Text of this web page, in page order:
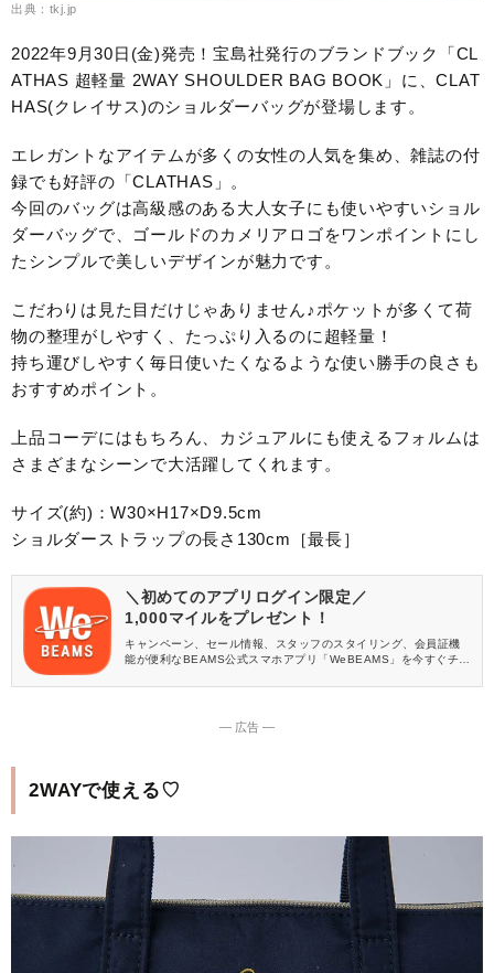
出典：tkj.jp
2022年9月30日(金)発売！宝島社発行のブランドブック「CL
ATHAS 超軽量 2WAY SHOULDER BAG BOOK」に、CLAT
HAS(クレイサス)のショルダーバッグが登場します。
エレガントなアイテムが多くの女性の人気を集め、雑誌の付
録でも好評の「CLATHAS」。
今回のバッグは高級感のある大人女子にも使いやすいショル
ダーバッグで、ゴールドのカメリアロゴをワンポイントにし
たシンプルで美しいデザインが魅力です。
こだわりは見た目だけじゃありません♪ポケットが多くて荷
物の整理がしやすく、たっぷり入るのに超軽量！
持ち運びしやすく毎日使いたくなるような使い勝手の良さも
おすすめポイント。
上品コーデにはもちろん、カジュアルにも使えるフォルムは
さまざまなシーンで大活躍してくれます。
サイズ(約)：W30×H17×D9.5cm
ショルダーストラップの長さ130cm［最長］
＼初めてのアプリログイン限定／
1,000マイルをプレゼント！
キャンペーン、セール情報、スタッフのスタイリング、会員証機
能が便利なBEAMS公式スマホアプリ「WeBEAMS」を今すぐチェ
― 広告 ―
2WAYで使える♡